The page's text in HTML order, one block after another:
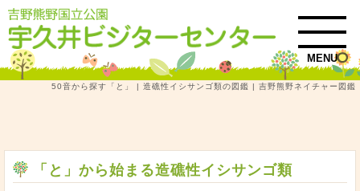
MENU
50音から探す「と」 | 造礁性イシサンゴ類の図鑑 | 吉野熊野ネイチャー図鑑
「と」から始まる造礁性イシサンゴ類